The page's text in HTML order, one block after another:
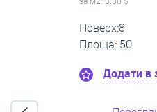
Поверх:3
Площа: 40
Додати в